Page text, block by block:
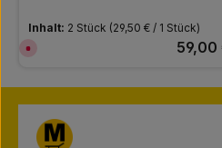
Inhalt: 2 Stück (29,50 € / 1 Stück)
D
e
e
i
59,00